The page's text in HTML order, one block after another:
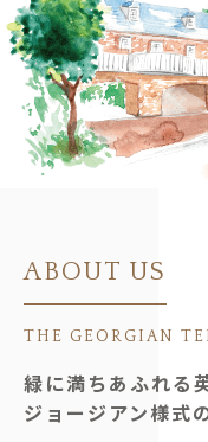
ABOUT US
THE GEORGIAN
緑に満ちあふれる
ジョージアン様式